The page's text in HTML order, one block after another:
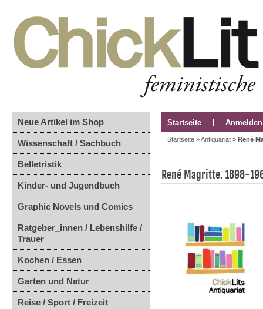
Neue Artikel im Shop
Wissenschaft / Sachbuch
Belletristik
Kinder- und Jugendbuch
Graphic Novels und Comics
Ratgeber_innen / Lebenshilfe /
Trauer
Kochen / Essen
Garten und Natur
Reise / Sport / Freizeit
Startseite Anmelden
Startseite »Antiquariat » René
René Magritte. 1898-